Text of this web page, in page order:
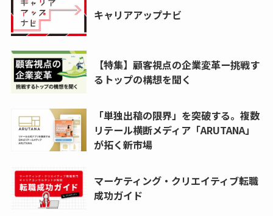
キャリアアップナビ
【特集】顧客視点の企業変革ー挑戦す
るトップの構想を聞く
「単独出稿の限界」を突破する。複数
リテール横断メディア「ARUTANA」
が拓く新市場
マーケティング・クリエイティブ転職
成功ガイド